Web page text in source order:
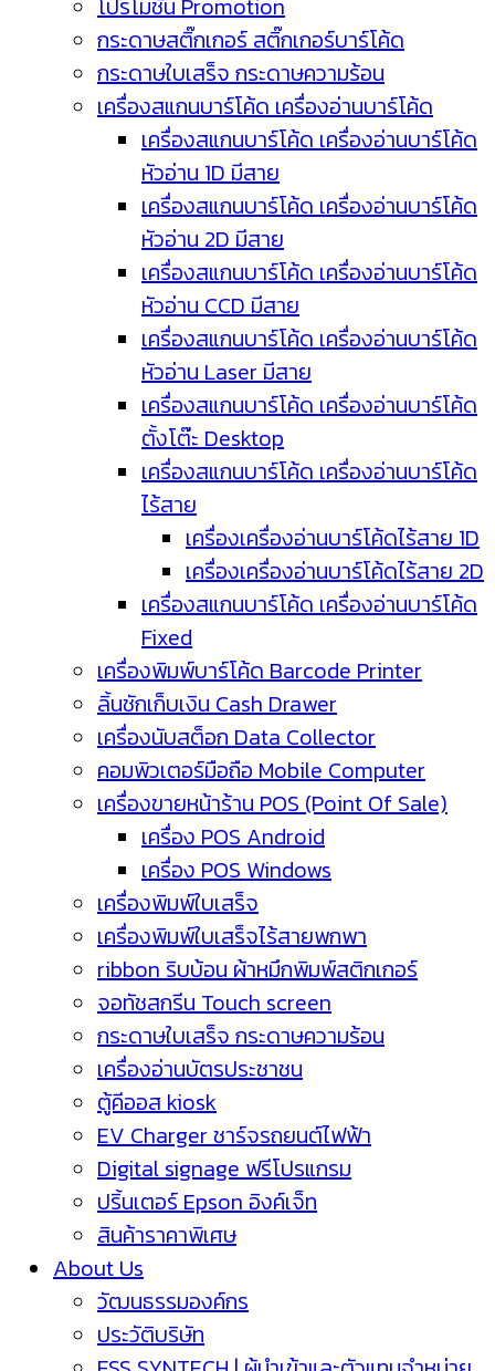
โปรโมชัน Promotion
กระดาษสติ๊กเกอร์ สติ๊กเกอร์บาร์โค้ด
กระดาษใบเสร็จ กระดาษความร้อน
เครื่องสแกนบาร์โค้ด เครื่องอ่านบาร์โค้ด
เครื่องสแกนบาร์โค้ด เครื่องอ่านบาร์โค้ด
หัวอ่าน 1D มีสาย
เครื่องสแกนบาร์โค้ด เครื่องอ่านบาร์โค้ด
หัวอ่าน 2D มีสาย
เครื่องสแกนบาร์โค้ด เครื่องอ่านบาร์โค้ด
หัวอ่าน CCD มีสาย
เครื่องสแกนบาร์โค้ด เครื่องอ่านบาร์โค้ด
หัวอ่าน Laser มีสาย
เครื่องสแกนบาร์โค้ด เครื่องอ่านบาร์โค้ด
ตั้งโต๊ะ Desktop
เครื่องสแกนบาร์โค้ด เครื่องอ่านบาร์โค้ด
ไร้สาย
เครื่องเครื่องอ่านบาร์โค้ดไร้สาย 1D
เครื่องเครื่องอ่านบาร์โค้ดไร้สาย 2D
เครื่องสแกนบาร์โค้ด เครื่องอ่านบาร์โค้ด
Fixed
เครื่องพิมพ์บาร์โค้ด Barcode Printer
ลิ้นชักเก็บเงิน Cash Drawer
เครื่องนับสต็อก Data Collector
คอมพิวเตอร์มือถือ Mobile Computer
เครื่องขายหน้าร้าน POS (Point Of Sale)
เครื่อง POS Android
เครื่อง POS Windows
เครื่องพิมพ์ใบเสร็จ
เครื่องพิมพ์ใบเสร็จไร้สายพกพา
ribbon ริบบ้อน ผ้าหมึกพิมพ์สติกเกอร์
จอทัชสกรีน Touch screen
กระดาษใบเสร็จ กระดาษความร้อน
เครื่องอ่านบัตรประชาชน
ตู้คีออส kiosk
EV Charger ชาร์จรถยนต์ไฟฟ้า
Digital signage ฟรีโปรแกรม
ปริ้นเตอร์ Epson อิงค์เจ็ท
สินค้าราคาพิเศษ
About Us
วัฒนธรรมองค์กร
ประวัติบริษัท